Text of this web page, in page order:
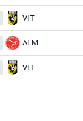
VIT
ALM
VIT